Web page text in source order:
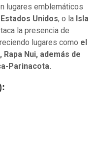
lugares emblemáticos
Unidos, o la Isla
la presencia de
lugares como el
Nui, además de
Parinacota.